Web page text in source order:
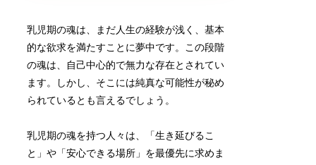
乳児期の魂は、まだ人生の経験が浅く、基本
的な欲求を満たすことに夢中です。この段階
の魂は、自己中心的で無力な存在とされてい
ます。しかし、そこには純真な可能性が秘め
られているとも言えるでしょう。
乳児期の魂を持つ人々は、「生き延びるこ
と」や「安心できる場所」を最優先に求めま